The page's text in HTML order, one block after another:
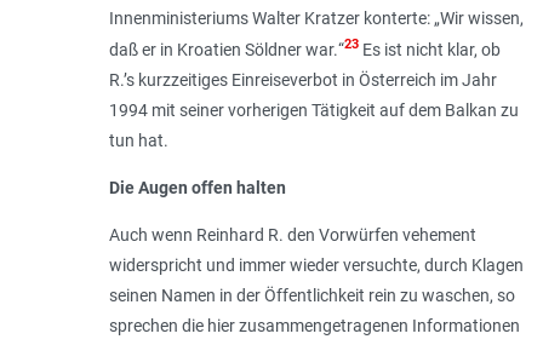
Innenministeriums Walter Kratzer konterte: „Wir wissen,
daß er in Kroatien Söldner war.“23Es ist nicht klar, ob
R.’s kurzzeitiges Einreiseverbot in Österreich im Jahr
1994 mit seiner vorherigen Tätigkeit auf dem Balkan zu
tun hat.
Die Augen offen halten
Auch wenn Reinhard R. den Vorwürfen vehement
widerspricht und immer wieder versuchte, durch Klagen
seinen Namen in der Öffentlichkeit rein zu waschen, so
sprechen die hier zusammengetragenen Informationen